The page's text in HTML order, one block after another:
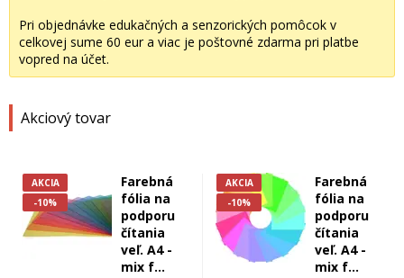
Pri objednávke edukačných a senzorických pomôcok v
celkovej sume 60 eur a viac je poštovné zdarma pri platbe
vopred na účet.
Akciový tovar
AKCIA
-10%
Farebná
fólia na
podporu
čítania
veľ. A4 -
mix f...
AKCIA
-10%
Farebná
fólia na
podporu
čítania
veľ. A4 -
mix f...